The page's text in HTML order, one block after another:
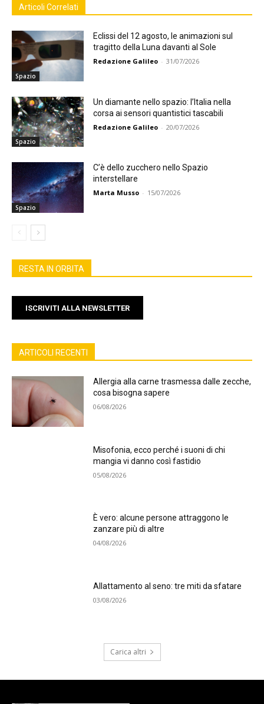
Articoli Correlati
Spazio
Eclissi del 12 agosto, le animazioni sul
tragitto della Luna davanti al Sole
Redazione Galileo - 31/07/2026
Spazio
Un diamante nello spazio: l’Italia nella
corsa ai sensori quantistici tascabili
Redazione Galileo - 20/07/2026
Spazio
C’è dello zucchero nello Spazio
interstellare
Marta Musso - 15/07/2026
RESTA IN ORBITA
ISCRIVITI ALLA NEWSLETTER
ARTICOLI RECENTI
Allergia alla carne trasmessa dalle zecche,
cosa bisogna sapere
06/08/2026
Misofonia, ecco perché i suoni di chi
mangia vi danno così fastidio
05/08/2026
È vero: alcune persone attraggono le
zanzare più di altre
04/08/2026
Allattamento al seno: tre miti da sfatare
03/08/2026
Carica altri